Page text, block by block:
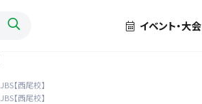
イベント・大会
JBS【西尾校】
JBS【西尾校】